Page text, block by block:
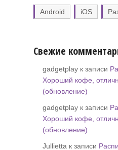
Android iOS
Свежие
gadgetplay к записи
Хороший кофе,
(обновление)
gadgetplay к записи
Хороший кофе,
(обновление)
Jullietta к записи